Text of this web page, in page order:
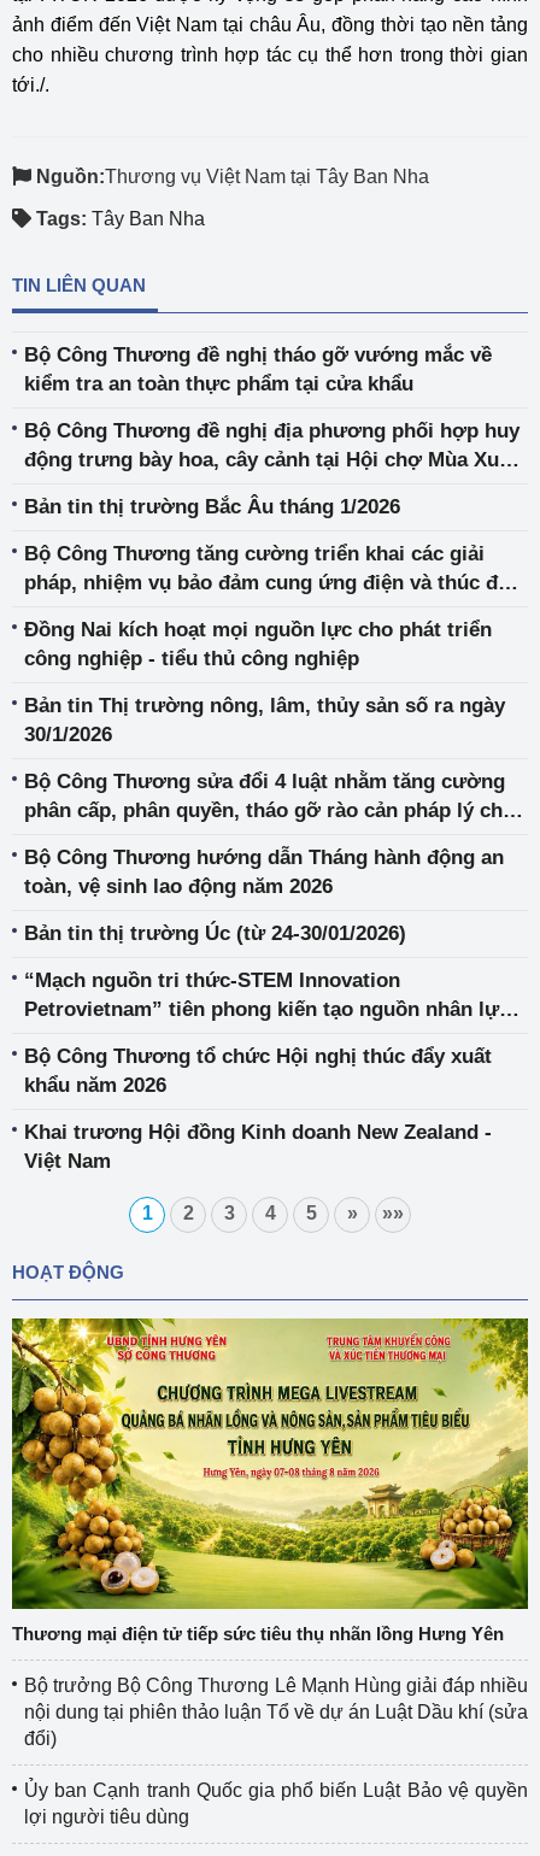
ảnh điểm đến Việt Nam tại châu Âu, đồng thời tạo nền tảng
cho nhiều chương trình hợp tác cụ thể hơn trong thời gian
tới./.
Nguồn:Thương vụ Việt Nam tại Tây Ban Nha
Tags: Tây Ban Nha
TIN LIÊN QUAN
Bộ Công Thương đề nghị tháo gỡ vướng mắc về
kiểm tra an toàn thực phẩm tại cửa khẩu
Bộ Công Thương đề nghị địa phương phối hợp huy
động trưng bày hoa, cây cảnh tại Hội chợ Mùa Xuân
Bản tin thị trường Bắc Âu tháng 1/2026
Bộ Công Thương tăng cường triển khai các giải
pháp, nhiệm vụ bảo đảm cung ứng điện và thúc đẩy
Đồng Nai kích hoạt mọi nguồn lực cho phát triển
công nghiệp - tiểu thủ công nghiệp
Bản tin Thị trường nông, lâm, thủy sản số ra ngày
30/1/2026
Bộ Công Thương sửa đổi 4 luật nhằm tăng cường
phân cấp, phân quyền, tháo gỡ rào cản pháp lý cho
Bộ Công Thương hướng dẫn Tháng hành động an
toàn, vệ sinh lao động năm 2026
Bản tin thị trường Úc (từ 24-30/01/2026)
“Mạch nguồn tri thức-STEM Innovation
Petrovietnam” tiên phong kiến tạo nguồn nhân lực
Bộ Công Thương tổ chức Hội nghị thúc đẩy xuất
khẩu năm 2026
Khai trương Hội đồng Kinh doanh New Zealand -
Việt Nam
1 2 3 4 5 » »»
HOẠT ĐỘNG
Thương mại điện tử tiếp sức tiêu thụ nhãn lồng Hưng Yên
Bộ trưởng Bộ Công Thương Lê Mạnh Hùng giải đáp nhiều
nội dung tại phiên thảo luận Tổ về dự án Luật Dầu khí (sửa
đổi)
Ủy ban Cạnh tranh Quốc gia phổ biến Luật Bảo vệ quyền
lợi người tiêu dùng